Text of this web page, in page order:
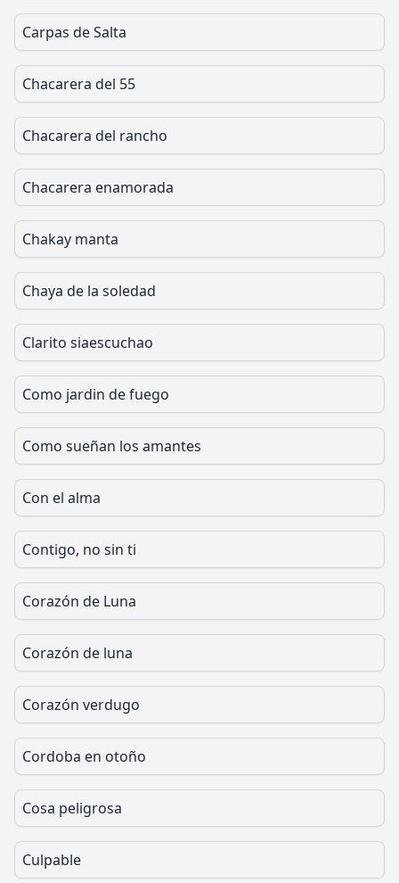
Carpas de Salta
Chacarera del 55
Chacarera del rancho
Chacarera enamorada
Chakay manta
Chaya de la soledad
Clarito siaescuchao
Como jardin de fuego
Como sueñan los amantes
Con el alma
Contigo, no sin ti
Corazón de Luna
Corazón de luna
Corazón verdugo
Cordoba en otoño
Cosa peligrosa
Culpable